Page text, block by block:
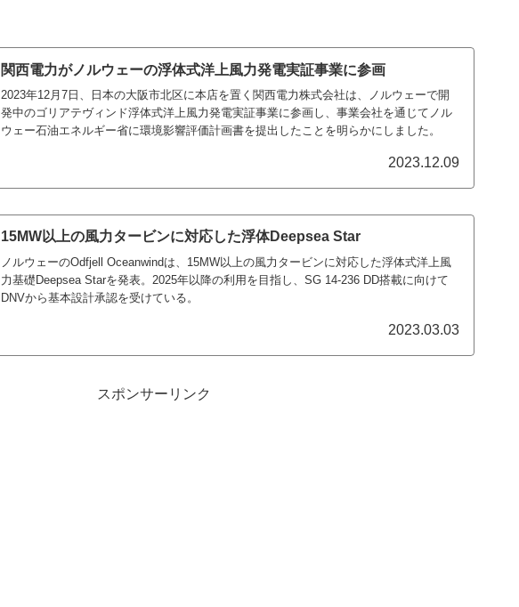
関西電力がノルウェーの浮体式洋上風力発電実証事業に参画
2023年12月7日、日本の大阪市北区に本店を置く関西電力株式会社は、ノルウェーで開
発中のゴリアテヴィンド浮体式洋上風力発電実証事業に参画し、事業会社を通じてノル
ウェー石油エネルギー省に環境影響評価計画書を提出したことを明らかにしました。
2023.12.09
15MW以上の風力タービンに対応した浮体Deepsea Star
ノルウェーのOdfjell Oceanwindは、15MW以上の風力タービンに対応した浮体式洋上風
力基礎Deepsea Starを発表。2025年以降の利用を目指し、SG 14-236 DD搭載に向けて
DNVから基本設計承認を受けている。
2023.03.03
スポンサーリンク